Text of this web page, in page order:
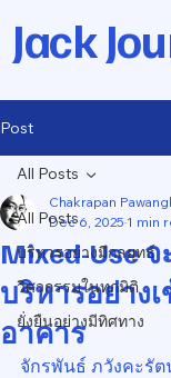
Jack
Post
All Posts
บริหารอย่างมีกลยุทธ์
วิศวกรรมในทุกมิติ
ยั่งยืนอย่างมีทิศทาง
All Posts
Mixed-Use
บริหารอย่าง
อาคาร
Chakrapan
Dec 6, 2025 1 min
จักรพันธ์ ภวังคะรัต